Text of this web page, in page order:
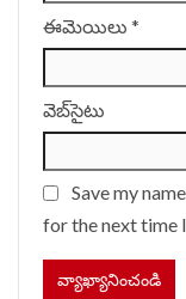
ఈమెయిలు *
వెబ్‌సైటు
Save my
for the next time